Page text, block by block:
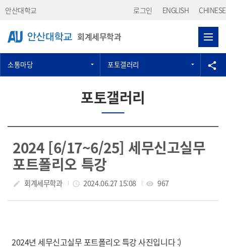
Skip Menu
안산대학교 로그인 ENGLISH CHINESE
회계세무학과
소통마당 포토갤러리 공
share
포토갤러리
2024 [6/17~6/25] 세무신고실무
포트폴리오 특강
작성자
create 회계세무학과 작성일
access_time 2024.06.27 15:08 조회수
visibility 967
2024년 세무신고실무 포트폴리오 특강 사진입니다 :)